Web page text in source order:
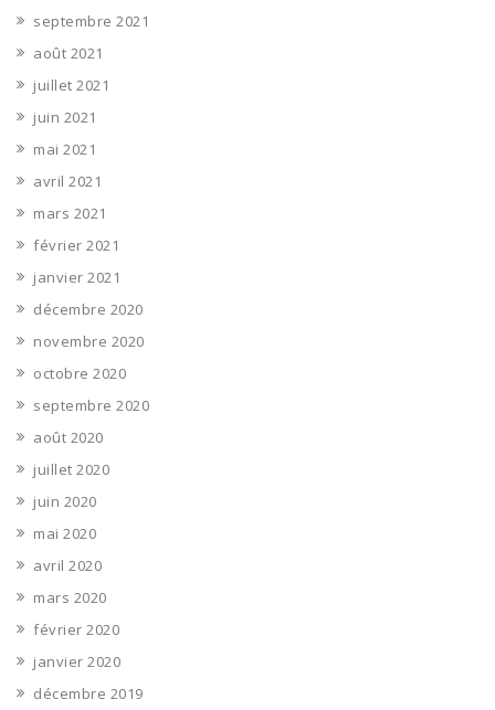
septembre 2021
août 2021
juillet 2021
juin 2021
mai 2021
avril 2021
mars 2021
février 2021
janvier 2021
décembre 2020
novembre 2020
octobre 2020
septembre 2020
août 2020
juillet 2020
juin 2020
mai 2020
avril 2020
mars 2020
février 2020
janvier 2020
décembre 2019